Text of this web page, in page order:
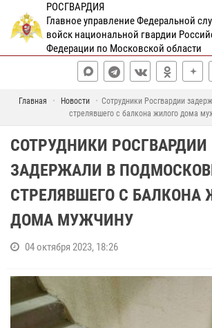
РОСГВАРДИЯ
Главное управление Федеральной
войск национальной гвардии
Федерации по Московской области
Главная Новости
Сотрудники Росгвардии
стрелявшего с балкона жилого дома
СОТРУДНИКИ РОСГВАРДИИ
ЗАДЕРЖАЛИ В
СТРЕЛЯВШЕГО С БАЛКОНА
ДОМА МУЖЧИНУ
04 октября 2023, 18:26